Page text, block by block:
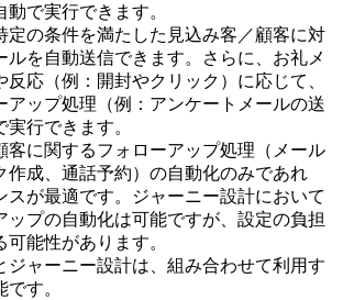
動で実行できます。
定の条件を満たした見込み客／顧客に対
ルを自動送信できます。さらに、お礼メ
反応（例：開封やクリック）に応じて、
アップ処理（例：アンケートメールの送
実行できます。
客に関するフォローアップ処理（メール
作成、通話予約）の自動化のみであれ
スが最適です。ジャーニー設計において
ップの自動化は可能ですが、設定の負担
可能性があります。
ジャーニー設計は、組み合わせて利用す
です。